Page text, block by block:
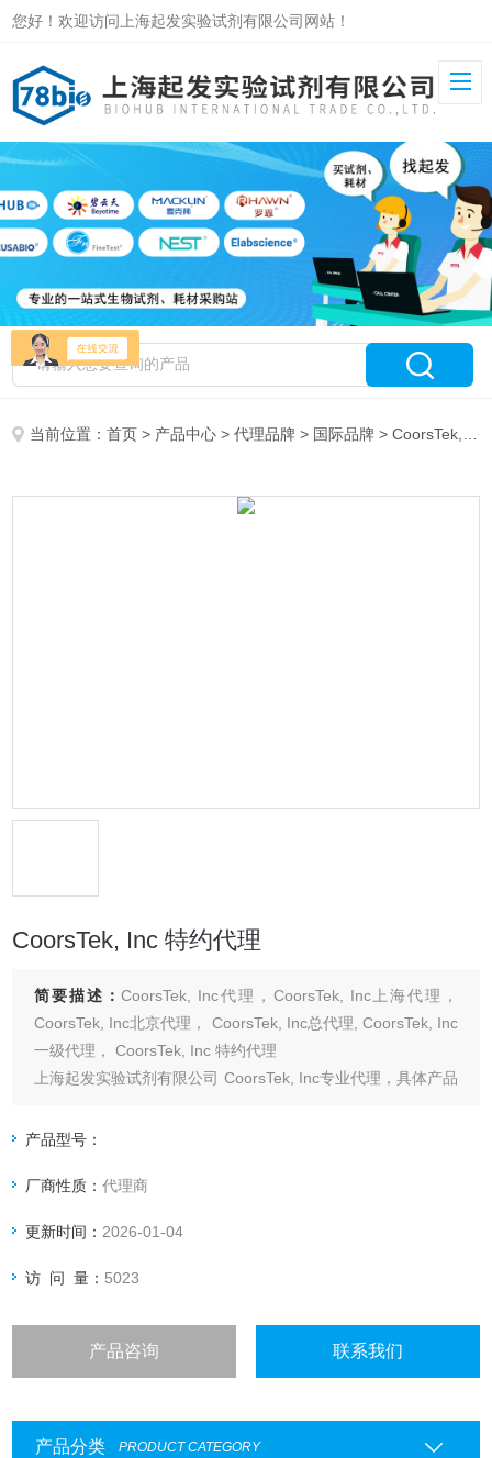
您好！欢迎访问上海起发实验试剂有限公司网站！
当前位置：首页 > 产品中心 >代理品牌 > 国际品牌 > CoorsTek, Inc 特约代理
CoorsTek, Inc 特约代理
简要描述：CoorsTek, Inc代理，CoorsTek, Inc上海代理，
CoorsTek, Inc北京代理， CoorsTek, Inc总代理, CoorsTek, Inc
一级代理， CoorsTek, Inc 特约代理
上海起发实验试剂有限公司 CoorsTek, Inc专业代理，具体产品
产品型号：
厂商性质：代理商
更新时间： 2026-01-04
访 问 量： 5023
产品咨询 联系我们
产品分类 PRODUCT CATEGORY